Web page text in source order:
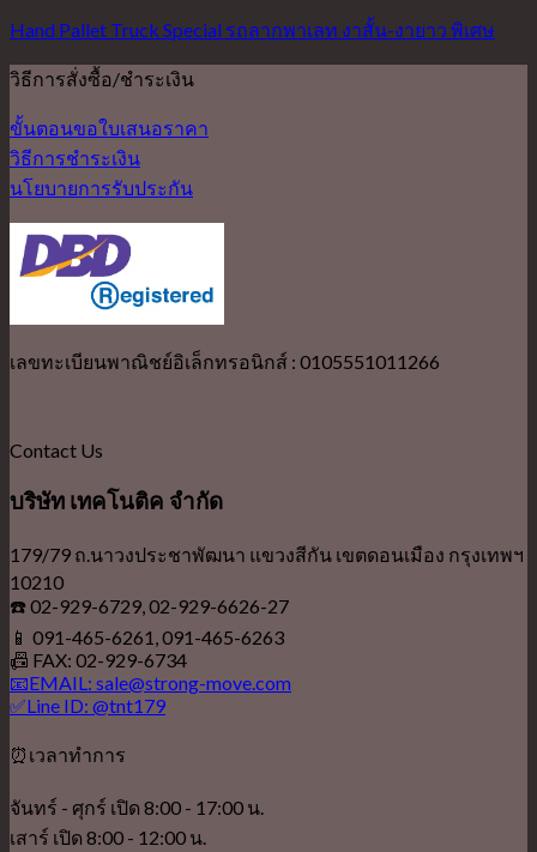
Hand Pallet Truck Special รถลากพาเลท งาสั้น-งายาว พิเศษ
วิธีการสั่งซื้อ/ชำระเงิน
ขั้นตอนขอใบเสนอราคา
วิธีการชำระเงิน
นโยบายการรับประกัน
เลขทะเบียนพาณิชย์อิเล็กทรอนิกส์ : 0105551011266
Contact Us
บริษัท เทคโนติค จำกัด
179/79 ถ.นาวงประชาพัฒนา แขวงสีกัน เขตดอนเมือง กรุงเทพฯ
10210
☎️ 02-929-6729, 02-929-6626-27
📱 091-465-6261, 091-465-6263
📠 FAX: 02-929-6734
📧EMAIL: sale@strong-move.com
✅Line ID: @tnt179
⏰เวลาทำการ
จันทร์ - ศุกร์ เปิด 8:00 - 17:00 น.
เสาร์ เปิด 8:00 - 12:00 น.